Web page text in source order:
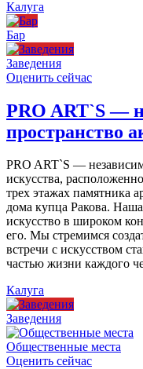
Калуга
Бар
Заведения
Оценить сейчас
PRO ART`S —
пространство
PRO ART`S —
искусства,
трех этажах памятника
дома купца Ракова.
искусство в широком
его. Мы стремимся
встречи с искусством
частью жизни каждого
Калуга
Заведения
Общественные места
Оценить сейчас